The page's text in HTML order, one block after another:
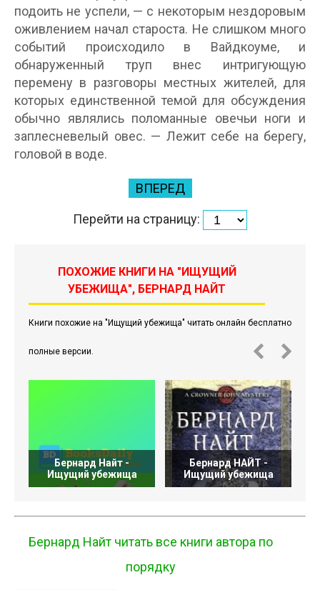
подоить не успели, — с некоторым нездоровым
оживлением начал староста. Не слишком много
событий происходило в Вайдкоуме, и
обнаруженный труп внес интригующую
перемену в разговоры местных жителей, для
которых единственной темой для обсуждения
обычно являлись поломанные овечьи ноги и
заплесневелый овес. — Лежит себе на берегу,
головой в воде.
ВПЕРЕД
Перейти на страницу:
ПОХОЖИЕ КНИГИ НА "ИЩУЩИЙ
УБЕЖИЩА", БЕРНАРД НАЙТ
Книги похожие на "Ищущий убежища" читать онлайн бесплатно
полные версии.
Бернард Найт -
Ищущий убежища
Бернард НАЙТ -
Ищущий убежища
Бернард Найт читать все книги автора по
порядку